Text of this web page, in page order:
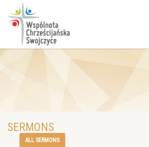
SERMONS
ALL SERMONS